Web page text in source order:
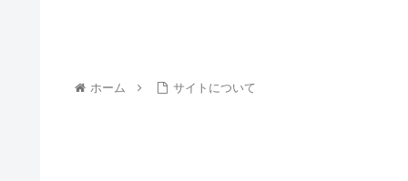
ホーム サイトについて